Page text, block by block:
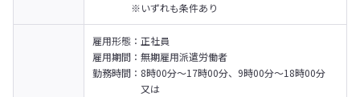
※いずれも条件あり
雇用形態：正社員
雇用期間：無期雇用派遣労働者
勤務時間：8時00分〜17時00分、9時00分〜18時00分
又は